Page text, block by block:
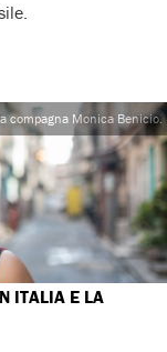
compagna Monica Benicio.
ITALIA E LA